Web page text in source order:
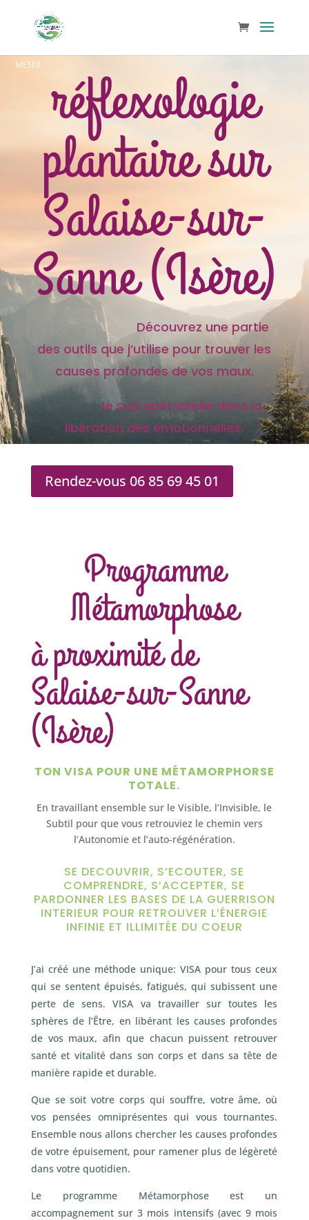
réflexologie
plantaire sur
Salaise-sur-
Sanne (Isère)
Découvrez une partie
des outils que j’utilise pour trouver les
causes profondes de vos maux.
Je suis spécialisée dans la
libération des émotionnelles.
Rendez-vous 06 85 69 45 01
Programme
Métamorphose
à proximité de
Salaise-sur-Sanne
(Isère)
TON VISA POUR UNE MÉTAMORPHORSE
TOTALE.
En travaillant ensemble sur le Visible, l’Invisible, le
Subtil pour que vous retrouviez le chemin vers
l’Autonomie et l’auto-régénération.
SE DECOUVRIR, S’ECOUTER, SE
COMPRENDRE, S’ACCEPTER, SE
PARDONNER LES BASES DE LA GUERRISON
INTERIEUR POUR RETROUVER L’ÉNERGIE
INFINIE ET ILLIMITÉE DU COEUR
J’ai créé une méthode unique: VISA pour tous ceux
qui se sentent épuisés, fatigués, qui subissent une
perte de sens. VISA va travailler sur toutes les
sphères de l’Être, en libérant les causes profondes
de vos maux, afin que chacun puissent retrouver
santé et vitalité dans son corps et dans sa tête de
manière rapide et durable.
Que se soit votre corps qui souffre, votre âme, où
vos pensées omniprésentes qui vous tournantes.
Ensemble nous allons chercher les causes profondes
de votre épuisement, pour ramener plus de légèreté
dans votre quotidien.
Le programme Métamorphose est un
accompagnement sur 3 mois intensifs (avec 9 mois